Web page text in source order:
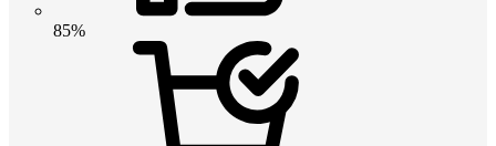
85%